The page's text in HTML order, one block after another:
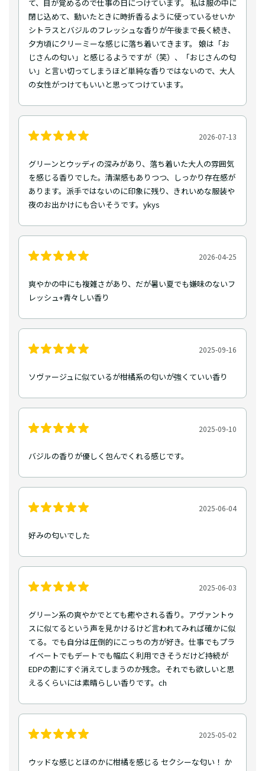
て、目が覚めるので仕事の日につけています。 私は服の中に
閉じ込めて、動いたときに時折香るように使っているせいか
シトラスとバジルのフレッシュな香りが午後まで長く続き、
夕方頃にクリーミーな感じに落ち着いてきます。 娘は「お
じさんの匂い」と感じるようですが（笑）、「おじさんの匂
い」と言い切ってしまうほど単純な香りではないので、大人
の女性がつけてもいいと思ってつけています。
2026-07-13
グリーンとウッディの深みがあり、落ち着いた大人の雰囲気
を感じる香りでした。清潔感もありつつ、しっかり存在感が
あります。派手ではないのに印象に残り、きれいめな服装や
夜のお出かけにも合いそうです。ykys
2026-04-25
爽やかの中にも複雑さがあり、だが暑い夏でも嫌味のないフ
レッシュ+青々しい香り
2025-09-16
ソヴァージュに似ているが柑橘系の匂いが強くていい香り
2025-09-10
バジルの香りが優しく包んでくれる感じです。
2025-06-04
好みの匂いでした
2025-06-03
グリーン系の爽やかでとても癒やされる香り。アヴァントゥ
スに似てるという声を見かけるけど言われてみれば確かに似
てる。でも自分は圧倒的にこっちの方が好き。仕事でもプラ
イベートでもデートでも幅広く利用できそうだけど持続が
EDPの割にすぐ消えてしまうのか残念。それでも欲しいと思
えるくらいには素晴らしい香りです。ch
2025-05-02
ウッドな感じとほのかに柑橘を感じる セクシーな匂い！ か